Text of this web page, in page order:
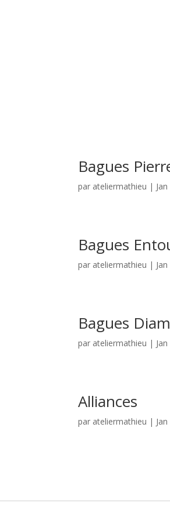
Bagues
par ateliermathieu |
Bagues
par ateliermathieu |
Bagues
par ateliermathieu |
Alliances
par ateliermathieu |